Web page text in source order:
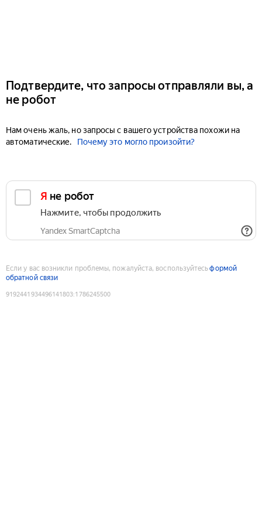
Подтвердите, что запросы отправляли вы, а
не робот
Нам очень жаль, но запросы с вашего устройства похожи на
автоматические.
Почему это могло произойти?
Я не робот
Нажмите, чтобы продолжить
Yandex SmartCaptcha
Если у вас возникли проблемы, пожалуйста, воспользуйтесьформой
обратной связи
9192441934496141803:1786245500